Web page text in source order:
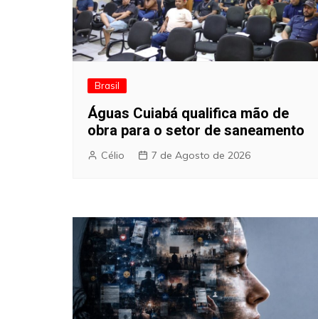
Brasil
Águas Cuiabá qualifica mão de
obra para o setor de saneamento
Célio 7 de Agosto de 2026